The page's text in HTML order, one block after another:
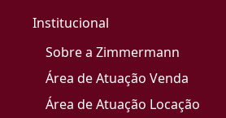
Institucional
Sobre a Zimmermann
Área de Atuação Venda
Área de Atuação Locação